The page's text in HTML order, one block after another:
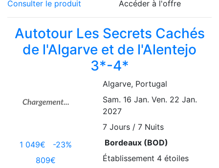
Consulter le produit Accéder à l'offre
Autotour Les Secrets Cachés
de l'Algarve et de l'Alentejo
3*-4*
1 049€ -23%
809€
Algarve, Portugal
Sam. 16 Jan. Ven. 22 Jan.
2027
7Jours / 7 Nuits
Bordeaux (BOD)
Établissement 4 étoiles